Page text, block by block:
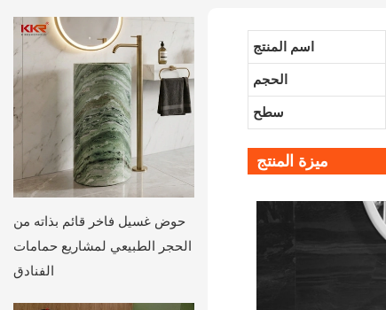
حوض غسيل فاخر قائم بذاته من
الحجر الطبيعي لمشاريع حمامات
الفنادق
اسم المنتج
الحجم
سطح
ميزة المنتج